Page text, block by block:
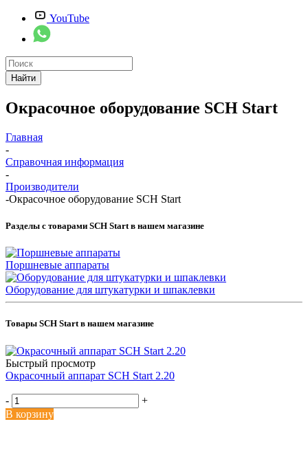
YouTube
Найти
Окрасочное оборудование SCH Start
Главная
-
Справочная информация
-
Производители
-Окрасочное оборудование SCH Start
Разделы с товарами SCH Start в нашем магазине
Поршневые аппараты
Оборудование для штукатурки и шпаклевки
Товары SCH Start в нашем магазине
Быстрый просмотр
Окрасочный аппарат SCH Start 2.20
-
+
В корзину